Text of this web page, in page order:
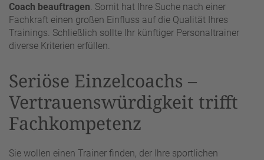
Coach beauftragen . Somit hat Ihre Suche nach einer
Fachkraft einen großen Einfluss auf die Qualität Ihres
Trainings. Schließlich sollte Ihr künftiger Personaltrainer
diverse Kriterien erfüllen.
Seriöse Einzelcoachs –
Vertrauenswürdigkeit trifft
Fachkompetenz
Sie wollen einen Trainer finden, der Ihre sportlichen